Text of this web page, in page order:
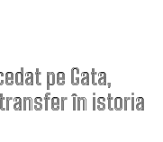
pe Gata,
în istoria